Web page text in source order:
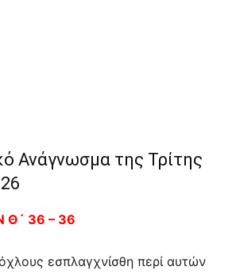
Ανάγνωσμα της Τρίτης
Θ´ 36 – 36
εσπλαγχνίσθη περί αυτών